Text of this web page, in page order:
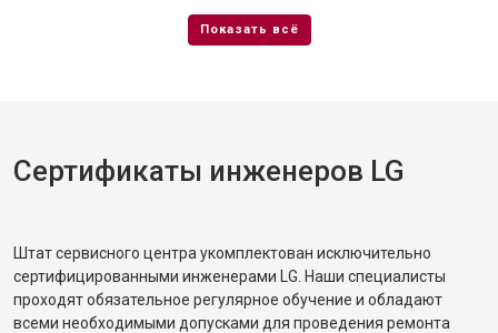
Сертификаты инженеров LG
Штат сервисного центра укомплектован исключительно
сертифицированными инженерами LG. Наши специалисты
проходят обязательное регулярное обучение и обладают
всеми необходимыми допусками для проведения ремонта